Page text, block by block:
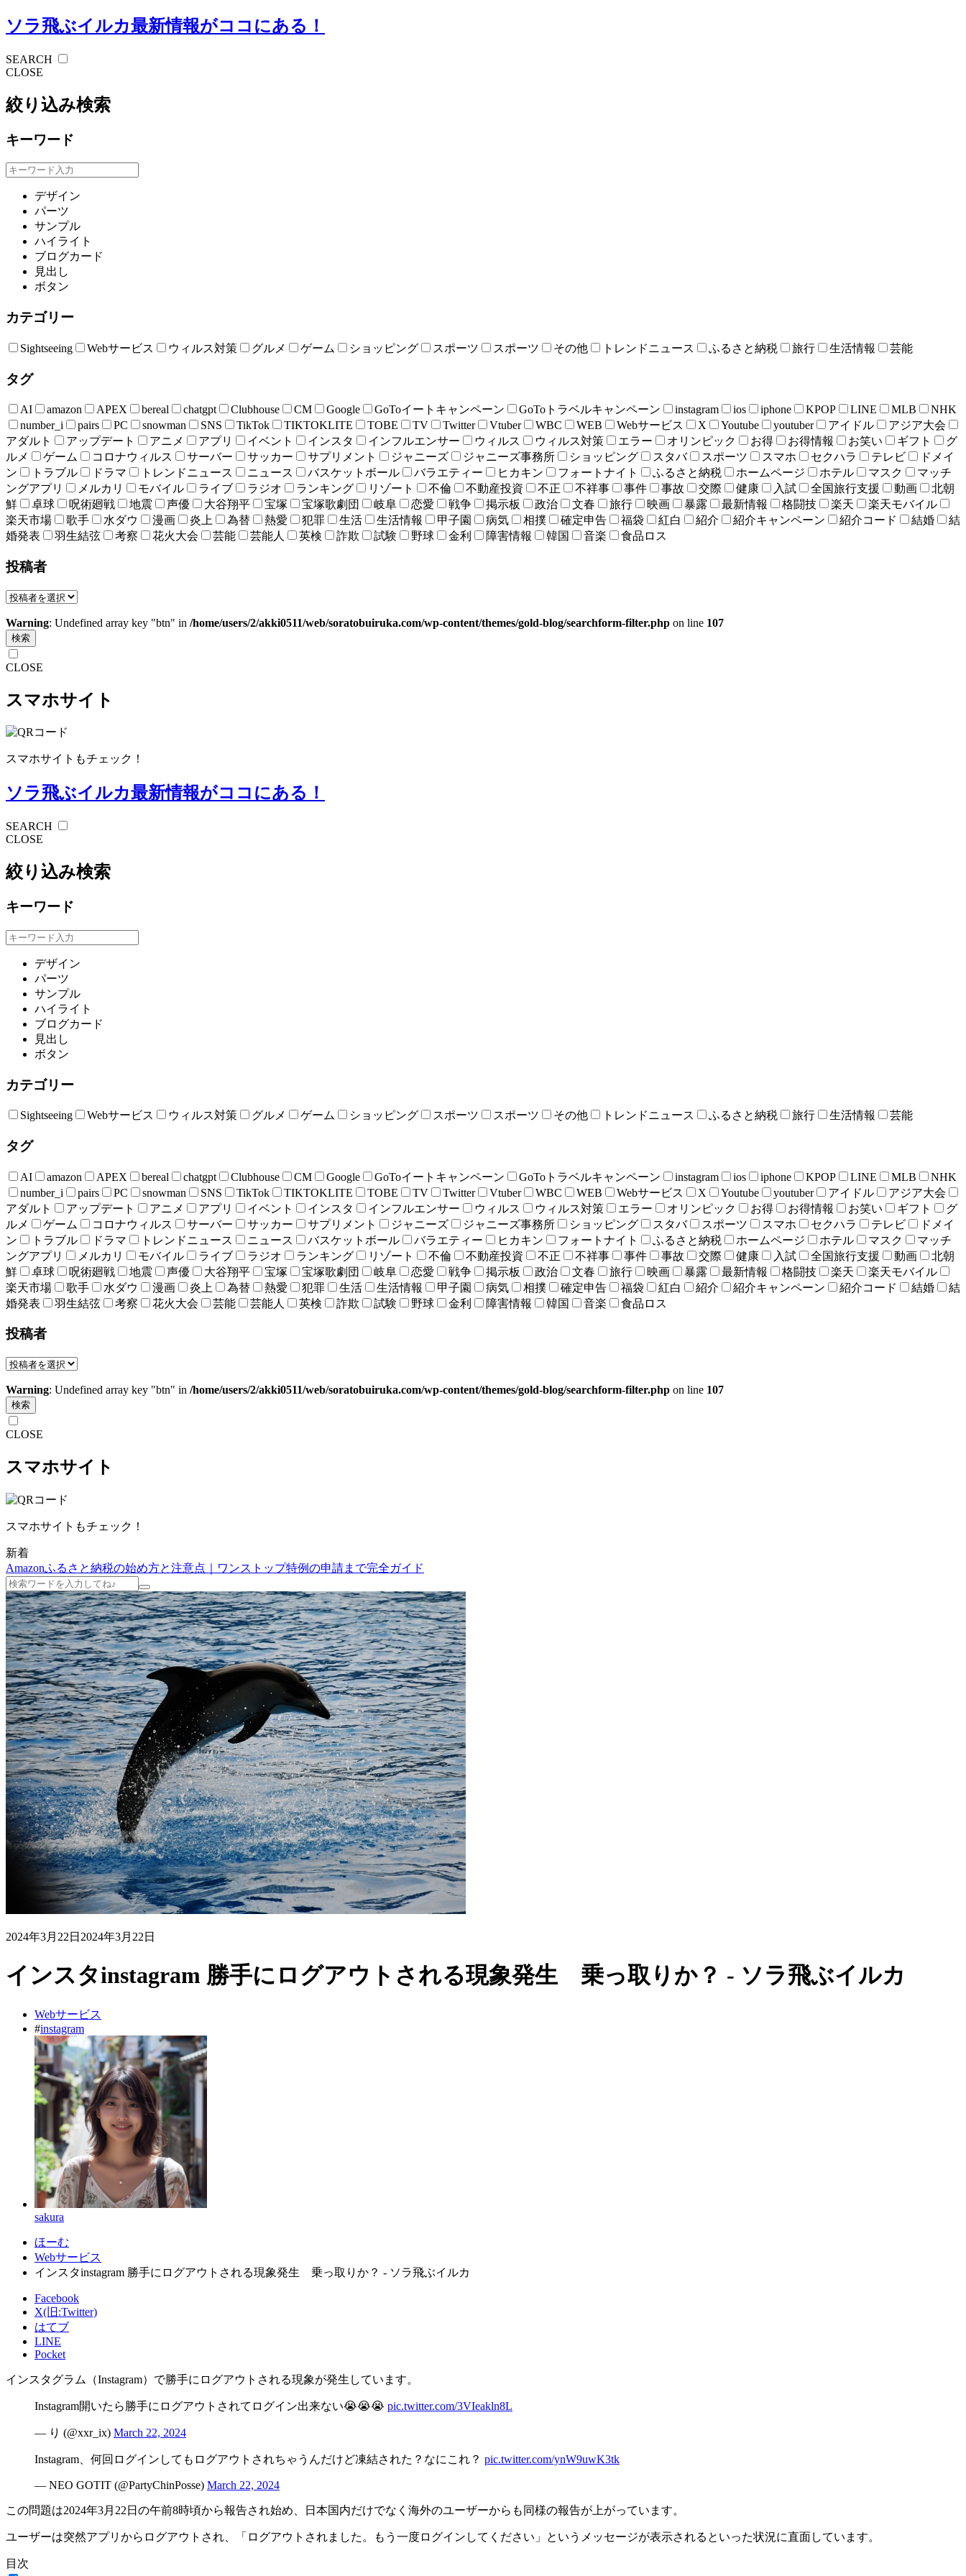
ソラ飛ぶイルカ最新情報がココにある！
SEARCH
CLOSE
絞り込み検索
キーワード
デザイン
パーツ
サンプル
ハイライト
ブログカード
見出し
ボタン
カテゴリー
Sightseeing Webサービス ウィルス対策 グルメ ゲーム ショッピング スポーツ スポーツ その他 トレンドニュース ふるさと納税 旅行 生活情報 芸能
タグ
AI amazon APEX bereal chatgpt Clubhouse CM Google GoToイートキャンペーン GoToトラベルキャンペーン instagram ios iphone KPOP LINE MLB
NHK
number_i
pairs PC snowman SNS TikTok TIKTOKLITE TOBE TV Twitter Vtuber WBC WEB Webサービス X Youtube youtuber アイドル
アジア大会
アダルト
アップデート アニメ アプリ イベント インスタ インフルエンサー ウィルス ウィルス対策 エラー オリンピック お得 お得情報 お笑い ギフト
グ
ルメ
ゲーム コロナウィルス サーバー サッカー サプリメント ジャニーズ ジャニーズ事務所 ショッピング スタバ スポーツ スマホ セクハラ テレビ
ドメイ
ン
トラブル ドラマ トレンドニュース ニュース バスケットボール バラエティー ヒカキン フォートナイト ふるさと納税 ホームページ ホテル マスク
マッチ
ングアプリ
メルカリ モバイル ライブ ラジオ ランキング リゾート 不倫 不動産投資 不正 不祥事 事件 事故 交際 健康 入試 全国旅行支援 動画
北朝
鮮
卓球 呪術廻戦 地震 声優 大谷翔平 宝塚 宝塚歌劇団 岐阜 恋愛 戦争 掲示板 政治 文春 旅行 映画 暴露 最新情報 格闘技 楽天
楽天モバイル
楽天市場
歌手 水ダウ 漫画 炎上 為替 熱愛 犯罪 生活 生活情報 甲子園 病気 相撲 確定申告 福袋 紅白 紹介 紹介キャンペーン 紹介コード 結婚
結
婚発表
羽生結弦 考察 花火大会 芸能 芸能人 英検 詐欺 試験 野球 金利 障害情報 韓国 音楽 食品ロス
投稿者
Warning: Undefined array key "btn" in /home/users/2/akki0511/web/soratobuiruka.com/wp-content/themes/gold-blog/searchform-filter.php on line 107
検索
CLOSE
スマホサイト
スマホサイトもチェック！
ソラ飛ぶイルカ最新情報がココにある！
SEARCH
CLOSE
絞り込み検索
キーワード
デザイン
パーツ
サンプル
ハイライト
ブログカード
見出し
ボタン
カテゴリー
Sightseeing Webサービス ウィルス対策 グルメ ゲーム ショッピング スポーツ スポーツ その他 トレンドニュース ふるさと納税 旅行 生活情報 芸能
タグ
AI amazon APEX bereal chatgpt Clubhouse CM Google GoToイートキャンペーン GoToトラベルキャンペーン instagram ios iphone KPOP LINE MLB
NHK
number_i
pairs PC snowman SNS TikTok TIKTOKLITE TOBE TV Twitter Vtuber WBC WEB Webサービス X Youtube youtuber アイドル
アジア大会
アダルト
アップデート アニメ アプリ イベント インスタ インフルエンサー ウィルス ウィルス対策 エラー オリンピック お得 お得情報 お笑い ギフト
グ
ルメ
ゲーム コロナウィルス サーバー サッカー サプリメント ジャニーズ ジャニーズ事務所 ショッピング スタバ スポーツ スマホ セクハラ テレビ
ドメイ
ン
トラブル ドラマ トレンドニュース ニュース バスケットボール バラエティー ヒカキン フォートナイト ふるさと納税 ホームページ ホテル マスク
マッチ
ングアプリ
メルカリ モバイル ライブ ラジオ ランキング リゾート 不倫 不動産投資 不正 不祥事 事件 事故 交際 健康 入試 全国旅行支援 動画
北朝
鮮
卓球 呪術廻戦 地震 声優 大谷翔平 宝塚 宝塚歌劇団 岐阜 恋愛 戦争 掲示板 政治 文春 旅行 映画 暴露 最新情報 格闘技 楽天
楽天モバイル
楽天市場
歌手 水ダウ 漫画 炎上 為替 熱愛 犯罪 生活 生活情報 甲子園 病気 相撲 確定申告 福袋 紅白 紹介 紹介キャンペーン 紹介コード 結婚
結
婚発表
羽生結弦 考察 花火大会 芸能 芸能人 英検 詐欺 試験 野球 金利 障害情報 韓国 音楽 食品ロス
投稿者
Warning: Undefined array key "btn" in /home/users/2/akki0511/web/soratobuiruka.com/wp-content/themes/gold-blog/searchform-filter.php on line 107
検索
CLOSE
スマホサイト
スマホサイトもチェック！
新着
Amazonふるさと納税の始め方と注意点｜ワンストップ特例の申請まで完全ガイド
2024年3月22日 2024年3月22日
インスタinstagram 勝手にログアウトされる現象発生 乗っ取りか？ - ソラ飛ぶイルカ
Webサービス
#instagram
sakura
ほーむ
Webサービス
インスタinstagram 勝手にログアウトされる現象発生 乗っ取りか？ - ソラ飛ぶイルカ
Facebook
X(旧:Twitter)
はてブ
LINE
Pocket
インスタグラム（Instagram）で勝手にログアウトされる現象が発生しています。
Instagram開いたら勝手にログアウトされてログイン出来ない😭😭😭 pic.twitter.com/3VIeakln8L
— り (@xxr_ix) March 22, 2024
Instagram、何回ログインしてもログアウトされちゃうんだけど凍結された？なにこれ？ pic.twitter.com/ynW9uwK3tk
— NEO GOTIT (@PartyChinPosse) March 22, 2024
この問題は2024年3月22日の午前8時頃から報告され始め、日本国内だけでなく海外のユーザーからも同様の報告が上がっています。
ユーザーは突然アプリからログアウトされ、「ログアウトされました。もう一度ログインしてください」というメッセージが表示されるといった状況に直面しています。
目次